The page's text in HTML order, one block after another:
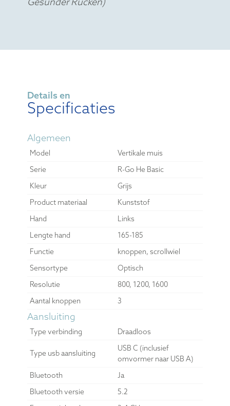
Details en
Specificaties
Algemeen
Model
Vertikale muis
Serie
R-Go He Basic
Kleur
Grijs
Product materiaal
Kunststof
Hand
Links
Lengte hand
165-185
Functie
knoppen, scrollwiel
Sensortype
Optisch
Resolutie
800, 1200, 1600
Aantal knoppen
3
Aansluiting
Type verbinding Draadloos
Type usb aansluiting
USB C (inclusief
omvormer naar USB A)
Bluetooth
Ja
Bluetooth versie
5.2